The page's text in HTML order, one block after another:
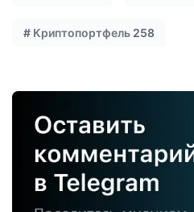
# Криптопортфель 258